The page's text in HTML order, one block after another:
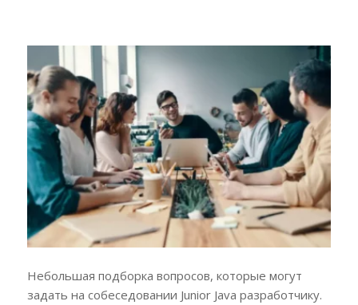
Небольшая подборка вопросов, которые могут
задать на собеседовании Junior Java разработчику.